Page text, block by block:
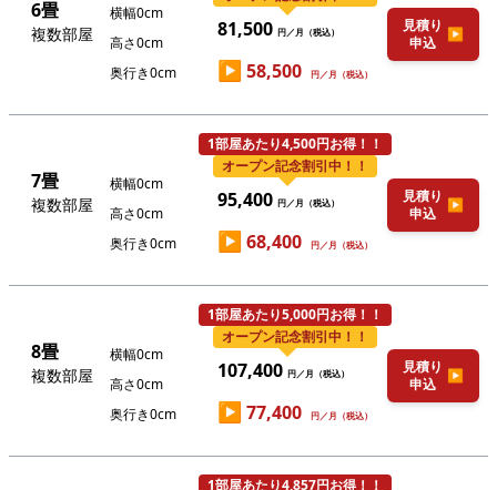
6畳
複数部屋
横幅0cm
高さ0cm
奥行き0cm
81,500 円／月（税込）
▶ 58,500 円／月（税込）
見積り
申込
▶
7畳
複数部屋
横幅0cm
高さ0cm
奥行き0cm
オープン記念割引中！！
1部屋あたり4,500円お得！！
95,400 円／月（税込）
▶ 68,400 円／月（税込）
見積り
申込
▶
8畳
複数部屋
横幅0cm
高さ0cm
奥行き0cm
オープン記念割引中！！
1部屋あたり5,000円お得！！
107,400 円／月（税込）
▶ 77,400 円／月（税込）
見積り
申込
▶
1部屋あたり4,857円お得！！